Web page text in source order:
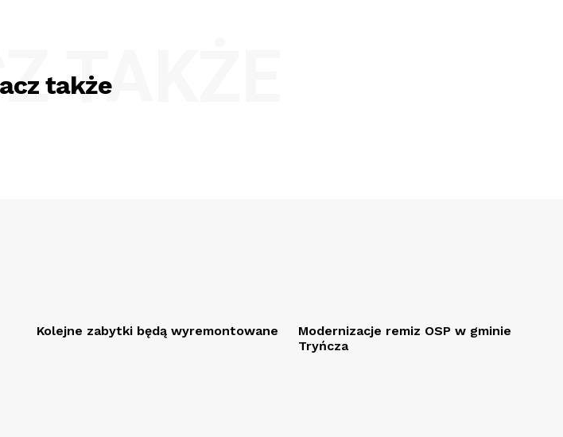
także
TAKŻE
Kolejne zabytki będą wyremontowane
Modernizacje remiz OSP w gminie
Tryńcza